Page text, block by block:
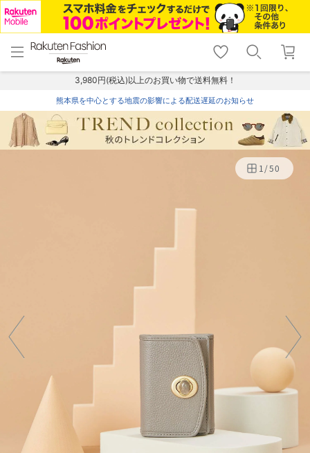
menu home
トップ
shopping_cart lock_outline
ログイン
3,980円(税込)以上のお買い物で送料無料！
熊本県を中心とする地震の影響による配送遅延のお知らせ
1/50